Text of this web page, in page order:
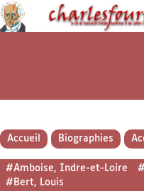
Accueil Biographies
#Amboise, Indre-et-Loire
#Bert, Louis